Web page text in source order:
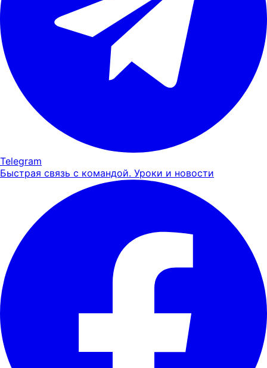
Telegram
Быстрая связь с командой. Уроки и новости